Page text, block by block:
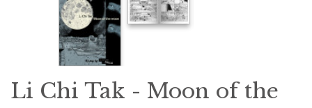
Li Chi Tak - Moon of the